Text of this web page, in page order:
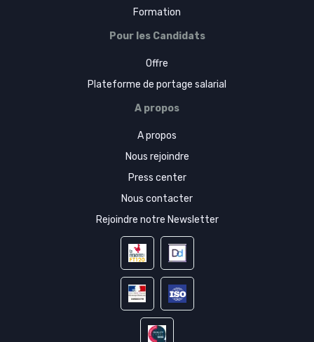
Formation
Pour les Candidats
Offre
Plateforme de portage salarial
A propos
A propos
Nous rejoindre
Press center
Nous contacter
Rejoindre notre Newsletter